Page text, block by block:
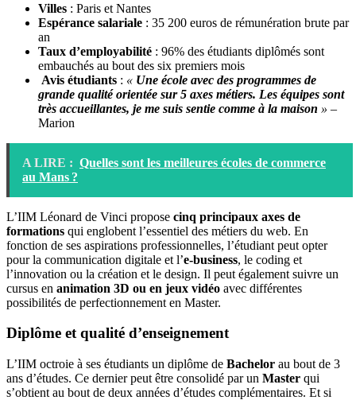
Villes : Paris et Nantes
Espérance salariale : 35 200 euros de rémunération brute par
an
Taux d’employabilité : 96% des étudiants diplômés sont
embauchés au bout des six premiers mois
Avis étudiants : « Une école avec des programmes de
grande qualité orientée sur 5 axes métiers. Les équipes sont
très accueillantes, je me suis sentie comme à la maison » –
Marion
A LIRE : Quelles sont les meilleures écoles de commerce
au Mans ?
L’IIM Léonard de Vinci propose cinq principaux axes de
formations qui englobent l’essentiel des métiers du web. En
fonction de ses aspirations professionnelles, l’étudiant peut opter
pour la communication digitale et l’e-business, le coding et
l’innovation ou la création et le design. Il peut également suivre un
cursus en animation 3D ou en jeux vidéo avec différentes
possibilités de perfectionnement en Master.
Diplôme et qualité d’enseignement
L’IIM octroie à ses étudiants un diplôme de Bachelor au bout de 3
ans d’études. Ce dernier peut être consolidé par un Master qui
s’obtient au bout de deux années d’études complémentaires. Et si